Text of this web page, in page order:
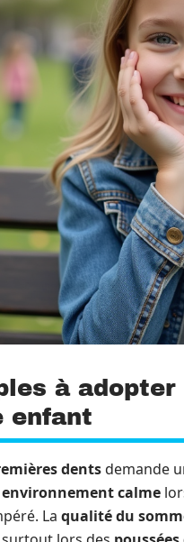
à
enfant
dentsdemande
environnement calme
La qualité du